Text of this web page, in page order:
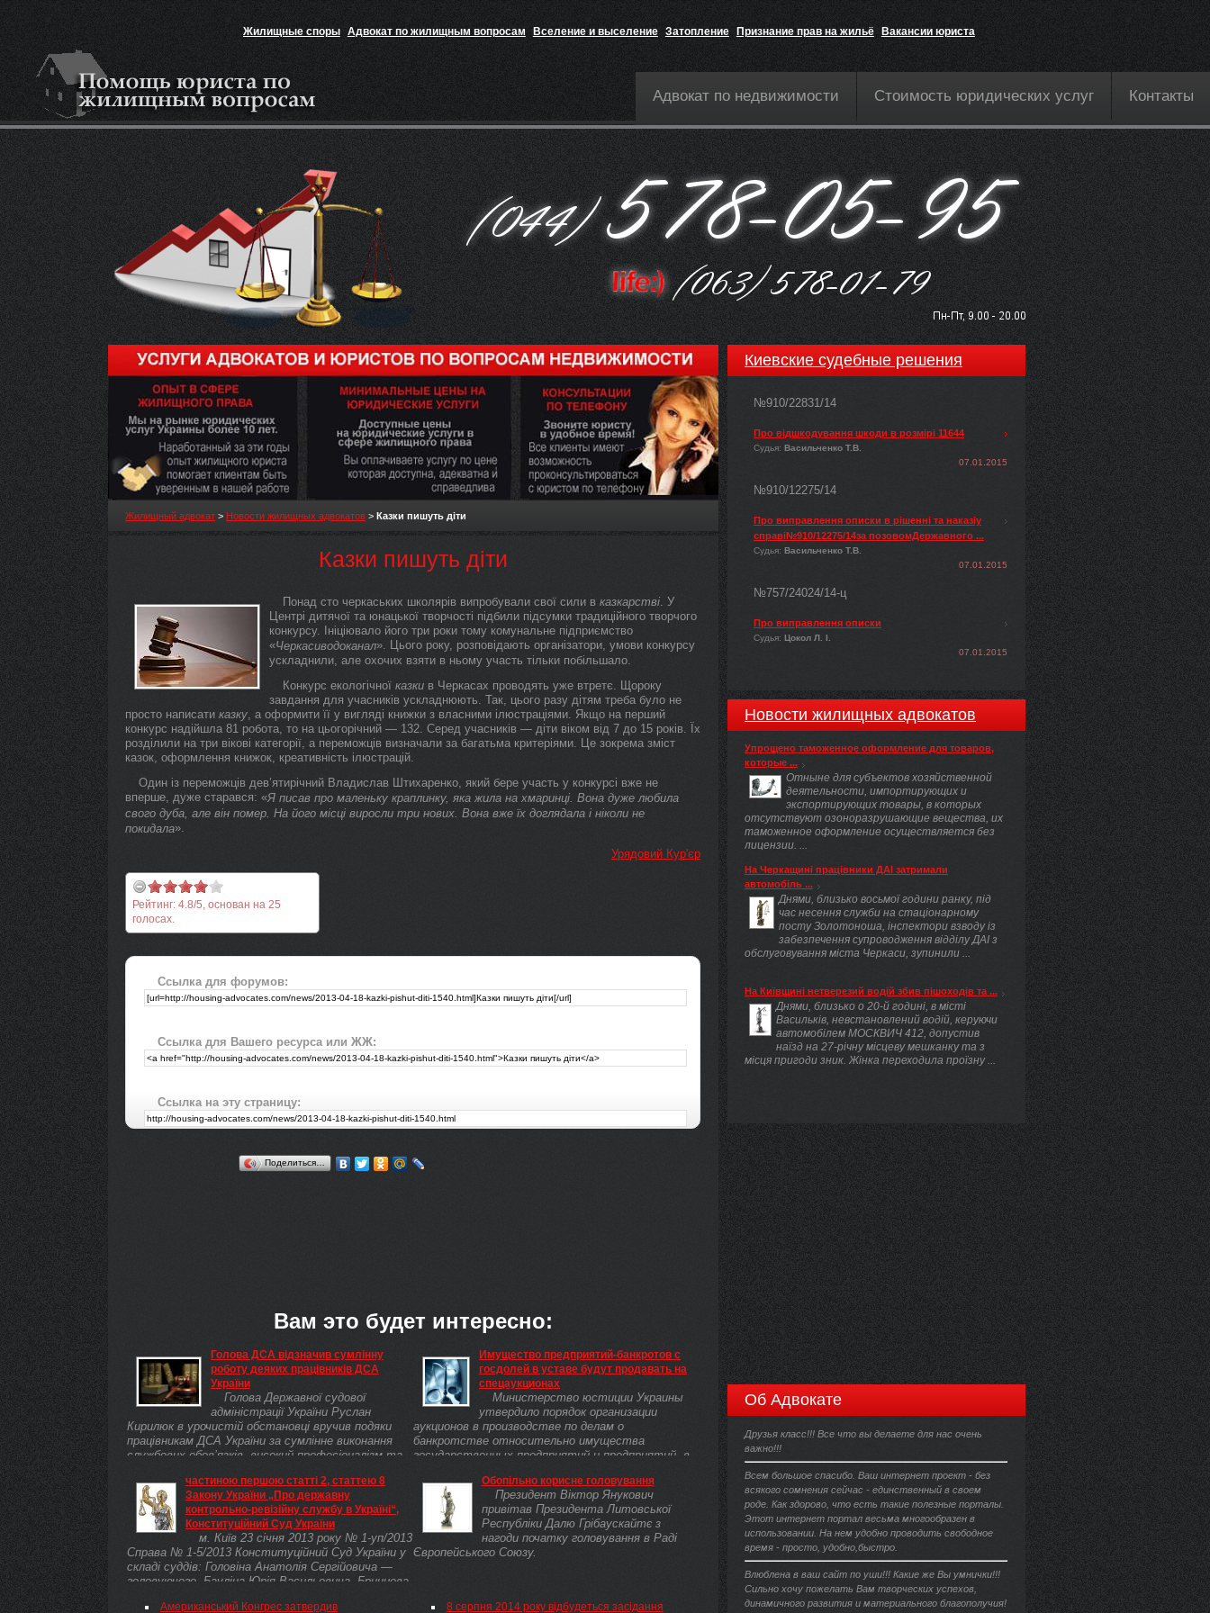
Жилищные споры Адвокат по жилищным вопросам Вселение и выселение Затопление Признание прав на жильё Вакансии юриста
Адвокат по недвижимости Стоимость юридических услуг Контакты
Жилищный адвокат > Новости жилищных адвокатов > Казки пишуть діти
Казки пишуть діти
Понад сто черкаських школярів випробували свої сили в казкарстві. У
Центрі дитячої та юнацької творчості підбили підсумки традиційного творчого
конкурсу. Ініціювало його три роки тому комунальне підприємство
«Черкасиводоканал». Цього року, розповідають організатори, умови конкурсу
ускладнили, але охочих взяти в ньому участь тільки побільшало.
Конкурс екологічної казки в Черкасах проводять уже втретє. Щороку
завдання для учасників ускладнюють. Так, цього разу дітям треба було не
просто написати казку, а оформити її у вигляді книжки з власними ілюстраціями. Якщо на перший
конкурс надійшла 81 робота, то на цьогорічний — 132. Серед учасників — діти віком від 7 до 15 років. Їх
розділили на три вікові категорії, а переможців визначали за багатьма критеріями. Це зокрема зміст
казок, оформлення книжок, креативність ілюстрацій.
Один із переможців дев’ятирічний Владислав Штихаренко, який бере участь у конкурсі вже не
вперше, дуже старався: «Я писав про маленьку краплинку, яка жила на хмаринці. Вона дуже любила
свого дуба, але він помер. На його місці виросли три нових. Вона вже їх доглядала і ніколи не
покидала».
Урядовий Кур'єр
Рейтинг: 4.8/5, основан на 25
голосах.
Ссылка для форумов:
Ссылка для Вашего ресурса или ЖЖ:
Ссылка на эту страницу:
Поделиться…
Вам это будет интересно:
Голова ДСА відзначив сумлінну
роботу деяких працівників ДСА
України
Голова Державної судової
адміністрації України Руслан
Кирилюк в урочистій обстановці вручив подяки
працівникам ДСА України за сумлінне виконання
службових обов’язків, високий професіоналізм та
частиною першою статті 2, статтею 8
Закону України „Про державну
контрольно-ревізійну службу в Україні“,
Конституційний Суд України
м. Київ 23 січня 2013 року № 1-уп/2013
Справа № 1-5/2013 Конституційний Суд України у
складі суддів: Головіна Анатолія Сергійовича —
головуючого, Бауліна Юрія Васильовича, Бринцева
Леонідовича, Винокурова Сергія Маркіяновича,
Американський Конгрес затвердив
Имущество предприятий-банкротов с
госдолей в уставе будут продавать на
спецаукционах
Министерство юстиции Украины
утвердило порядок организации
аукционов в производстве по делам о
банкротстве относительно имущества
государственных предприятий и предприятий, в
Обопільно корисне головування
Президент Віктор Янукович
привітав Президента Литовської
Республіки Далю Грібаускайтє з
нагоди початку головування в Раді
Європейського Союзу.
8 серпня 2014 року відбудеться засідання
Киевские судебные решения
№910/22831/14
Про відшкодування шкоди в розмірі 11644
Судья: Васильченко Т.В.
07.01.2015
№910/12275/14
Про виправлення описки в рішенні та наказіу
справі№910/12275/14за позовомДержавного ...
Судья: Васильченко Т.В.
07.01.2015
№757/24024/14-ц
Про виправлення описки
Судья: Цокол Л. І.
07.01.2015
Новости жилищных адвокатов
Упрощено таможенное оформление для товаров,
которые ...
Отныне для субъектов хозяйственной
деятельности, импортирующих и
экспортирующих товары, в которых
отсутствуют озоноразрушающие вещества, их
таможенное оформление осуществляется без
лицензии. ...
На Черкащині працівники ДАІ затримали
автомобіль ...
Днями, близько восьмої години ранку, під
час несення служби на стаціонарному
посту Золотоноша, інспектори взводу із
забезпечення супроводження відділу ДАІ з
обслуговування міста Черкаси, зупинили ...
На Київщині нетверезий водій збив пішоходів та ...
Днями, близько о 20-й годині, в місті
Васильків, невстановлений водій, керуючи
автомобілем МОСКВИЧ 412, допустив
наїзд на 27-річну місцеву мешканку та з
місця пригоди зник. Жінка переходила проїзну ...
Об Адвокате
Друзья класс!!! Все что вы делаете для нас очень
важно!!!
Всем большое спасибо. Ваш интернет проект - без
всякого сомнения сейчас - единственный в своем
роде. Как здорово, что есть такие полезные порталы.
Этот интернет портал весьма многообразен в
использовании. На нем удобно проводить свободное
время - просто, удобно,быстро.
Влюблена в ваш сайт по уши!!! Какие же Вы умнички!!!
Сильно хочу пожелать Вам творческих успехов,
динамичного развития и материального благополучия!